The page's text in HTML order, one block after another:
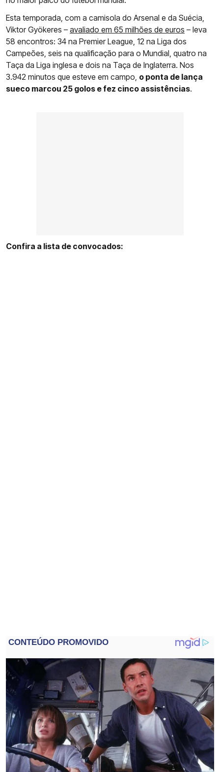
Esta temporada, com a camisola do Arsenal e da Suécia,
Viktor Gyökeres – avaliado em 65 milhões de euros – leva
58 encontros: 34 na Premier League, 12 na Liga dos
Campeões, seis na qualificação para o Mundial, quatro na
Taça da Liga inglesa e dois na Taça de Inglaterra. Nos
3.942 minutos que esteve em campo, o ponta de lança
sueco marcou 25 golos e fez cinco assistências.
Confira a lista de convocados: